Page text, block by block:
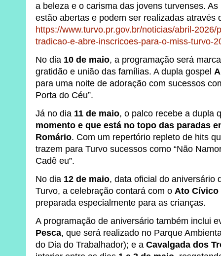
a beleza e o carisma das jovens turvenses.
estão abertas e podem ser realizadas através
https://www.turvo.pr.gov.br/noticias/abril-
tradicao-e-abre-inscricoes-para-o-miss-turvo-
No dia 10 de maio, a programação será
gratidão e união das famílias. A dupla gospel
para uma noite de adoração com sucessos
Porta do Céu”.
Já no dia 11 de maio, o palco recebe a dupla
momento e que está no topo das paradas
Romário. Com um repertório repleto de hits
trazem para Turvo sucessos como “Não
Cadê eu”.
No dia 12 de maio, data oficial do aniversário
Turvo, a celebração contará com o Ato Cívico
preparada especialmente para as crianças.
A programação de aniversário também inclui
Pesca, que será realizado no Parque
do Dia do Trabalhador); e aCavalgada dos